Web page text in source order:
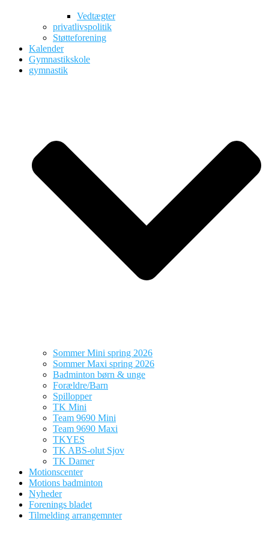
Vedtægter
privatlivspolitik
Støtteforening
Kalender
Gymnastikskole
gymnastik
Sommer Mini spring 2026
Sommer Maxi spring 2026
Badminton børn & unge
Forældre/Barn
Spillopper
TK Mini
Team 9690 Mini
Team 9690 Maxi
TKYES
TK ABS-olut Sjov
TK Damer
Motionscenter
Motions badminton
Nyheder
Forenings bladet
Tilmelding arrangemnter